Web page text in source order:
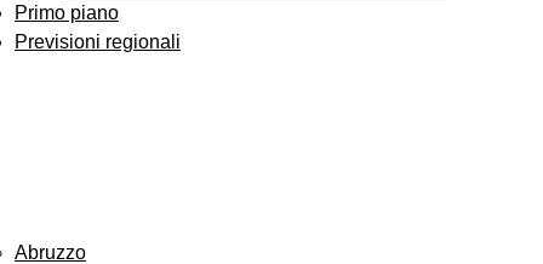
Primo piano
Previsioni regionali
Abruzzo